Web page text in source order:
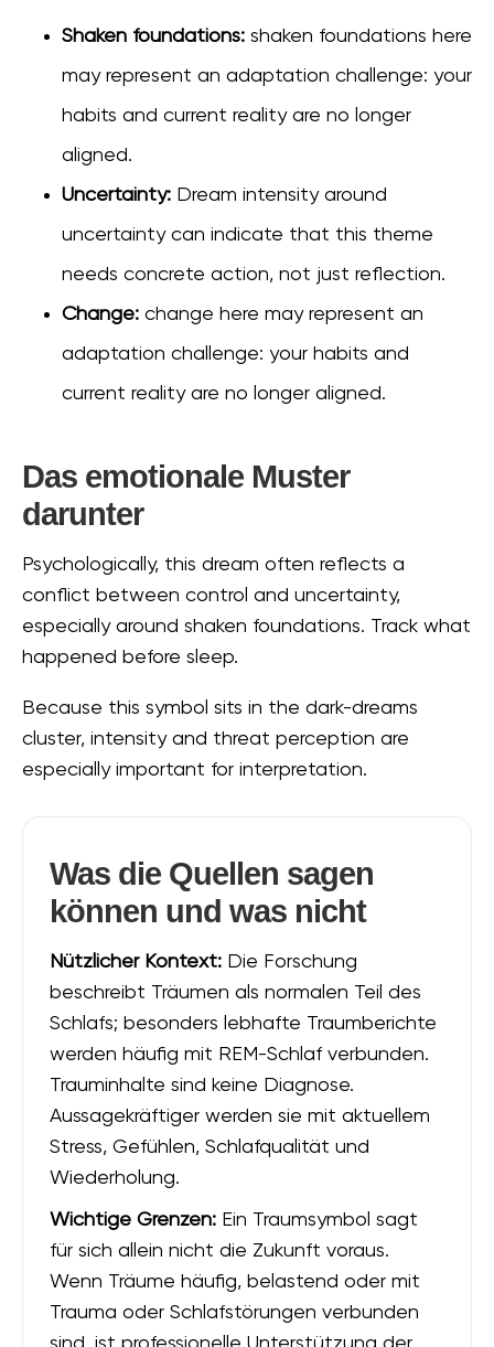
Shaken foundations: shaken foundations here
may represent an adaptation challenge: your
habits and current reality are no longer
aligned.
Uncertainty: Dream intensity around
uncertainty can indicate that this theme
needs concrete action, not just reflection.
Change: change here may represent an
adaptation challenge: your habits and
current reality are no longer aligned.
Das emotionale Muster
darunter
Psychologically, this dream often reflects a
conflict between control and uncertainty,
especially around shaken foundations. Track what
happened before sleep.
Because this symbol sits in the dark-dreams
cluster, intensity and threat perception are
especially important for interpretation.
Was die Quellen sagen
können und was nicht
Nützlicher Kontext: Die Forschung
beschreibt Träumen als normalen Teil des
Schlafs; besonders lebhafte Traumberichte
werden häufig mit REM-Schlaf verbunden.
Trauminhalte sind keine Diagnose.
Aussagekräftiger werden sie mit aktuellem
Stress, Gefühlen, Schlafqualität und
Wiederholung.
Wichtige Grenzen: Ein Traumsymbol sagt
für sich allein nicht die Zukunft voraus.
Wenn Träume häufig, belastend oder mit
Trauma oder Schlafstörungen verbunden